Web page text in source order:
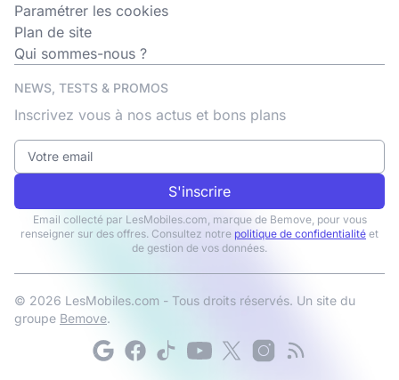
Paramétrer les cookies
Plan de site
Qui sommes-nous ?
NEWS, TESTS & PROMOS
Inscrivez vous à nos actus et bons plans
S'inscrire
Email collecté par LesMobiles.com, marque de Bemove, pour vous
renseigner sur des offres. Consultez notre politique de confidentialité et
de gestion de vos données.
© 2026 LesMobiles.com - Tous droits réservés. Un site du
groupe Bemove.